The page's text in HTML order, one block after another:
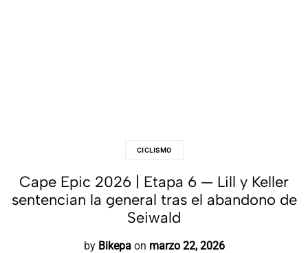
CICLISMO
Cape Epic 2026 | Etapa 6 — Lill y Keller
sentencian la general tras el abandono de
Seiwald
by Bikepa on marzo 22, 2026